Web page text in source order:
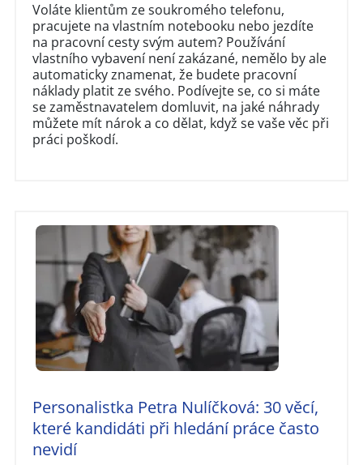
Voláte klientům ze soukromého telefonu,
pracujete na vlastním notebooku nebo jezdíte
na pracovní cesty svým autem? Používání
vlastního vybavení není zakázané, nemělo by ale
automaticky znamenat, že budete pracovní
náklady platit ze svého. Podívejte se, co si máte
se zaměstnavatelem domluvit, na jaké náhrady
můžete mít nárok a co dělat, když se vaše věc při
práci poškodí.
Personalistka Petra Nulíčková: 30 věcí,
které kandidáti při hledání práce často
nevidí